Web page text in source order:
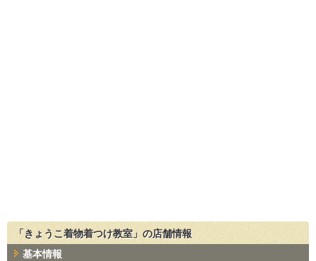
「きょうこ着物着つけ教室」の店舗情報
基本情報